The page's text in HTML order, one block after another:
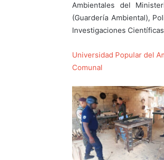
Ambientales del
(Guardería Ambiental),
Investigaciones
Universidad Popular del
Comunal